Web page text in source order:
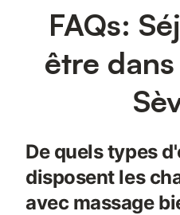
FAQs:
être
De quels types
disposent les
avec massage